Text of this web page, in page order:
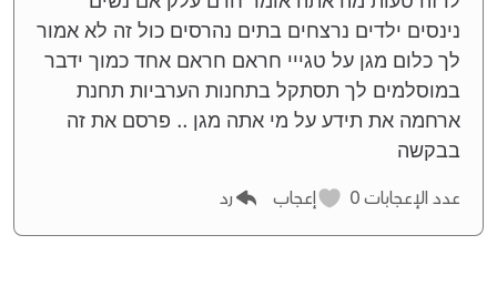
נינסים ילדים נרצחים בתים נהרסים כול זה לא אמור
לך כלום מגן על טגייי חראם חראם אחד כמוך ידבר
במוסלמים לך תסתקל בתחנות הערביות תחנת
ארחמה את תידע על מי אתה מגן .. פרסם את זה
בבקשה
عدد الإعجابات إعجاب رد